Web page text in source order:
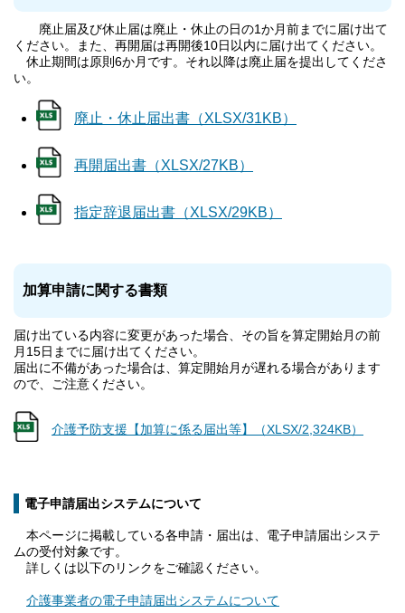
廃止届及び休止届は廃止・休止の日の1か月前までに届け出て
ください。また、再開届は再開後10日以内に届け出てください。
休止期間は原則6か月です。それ以降は廃止届を提出してくださ
い。
廃止・休止届出書（XLSX/31KB）
再開届出書（XLSX/27KB）
指定辞退届出書（XLSX/29KB）
加算申請に関する書類
届け出ている内容に変更があった場合、その旨を算定開始月の前
月15日までに届け出てください。
届出に不備があった場合は、算定開始月が遅れる場合があります
ので、ご注意ください。
介護予防支援【加算に係る届出等】（XLSX/2,324KB）
電子申請届出システムについて
本ページに掲載している各申請・届出は、電子申請届出システ
ムの受付対象です。
詳しくは以下のリンクをご確認ください。
介護事業者の電子申請届出システムについて